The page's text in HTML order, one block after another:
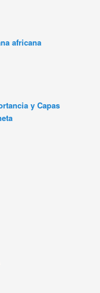
africana
y Capas